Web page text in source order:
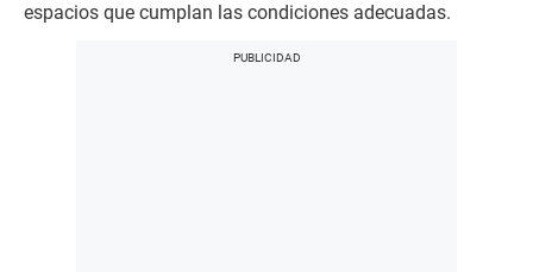
espacios que cumplan las condiciones adecuadas.